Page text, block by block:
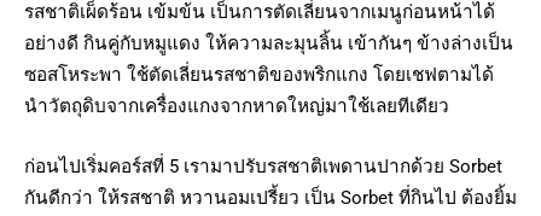
รสชาติเผ็ดร้อน เข้มข้น เป็นการตัดเลี่ยนจากเมนูก่อนหน้าได้
อย่างดี กินคู่กับหมูแดง ให้ความละมุนลิ้น เข้ากันๆ ข้างล่างเป็น
ซอสโหระพา ใช้ตัดเลี่ยนรสชาติของพริกแกง โดยเชฟตามได้
นำวัตถุดิบจากเครื่องแกงจากหาดใหญ่มาใช้เลยทีเดียว
ก่อนไปเริ่มคอร์สที่ 5 เรามาปรับรสชาติเพดานปากด้วย Sorbet
กันดีกว่า ให้รสชาติ หวานอมเปรี้ยว เป็น Sorbet ที่กินไป ต้องยิ้ม